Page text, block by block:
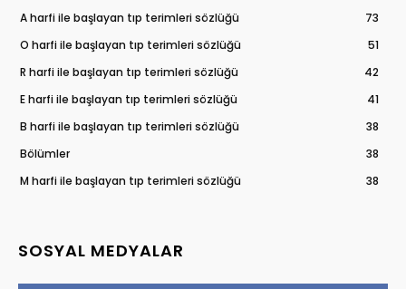
A harfi ile başlayan tıp terimleri sözlüğü
73
O harfi ile başlayan tıp terimleri sözlüğü
51
R harfi ile başlayan tıp terimleri sözlüğü
42
E harfi ile başlayan tıp terimleri sözlüğü
41
B harfi ile başlayan tıp terimleri sözlüğü
38
Bölümler
38
M harfi ile başlayan tıp terimleri sözlüğü
38
SOSYAL MEDYALAR